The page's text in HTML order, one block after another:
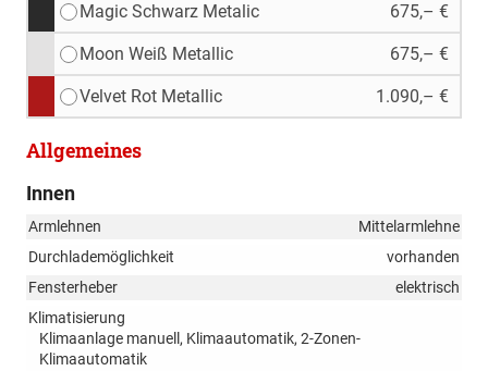
Magic Schwarz Metalic 675,– €
Moon Weiß Metallic 675,– €
Velvet Rot Metallic 1.090,– €
Allgemeines
Innen
Armlehnen
Mittelarmlehne
Durchlademöglichkeit
vorhanden
Fensterheber
elektrisch
Klimatisierung
Klimaanlage manuell, Klimaautomatik, 2-Zonen-
Klimaautomatik